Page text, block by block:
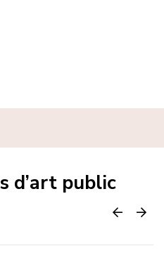
d’art public